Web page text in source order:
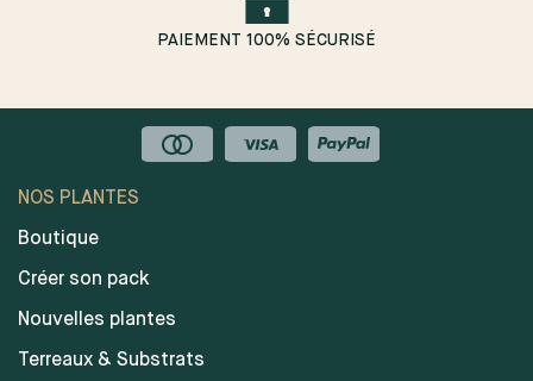
PAIEMENT 100% SÉCURISÉ
NOS PLANTES
Boutique
Créer son pack
Nouvelles plantes
Terreaux & Substrats